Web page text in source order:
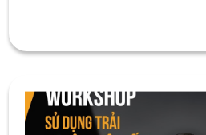
https://forms.gle/
gia buổi gặp mặt sẽ được gửi
đăng ký thành công. Đạo diễn Hà